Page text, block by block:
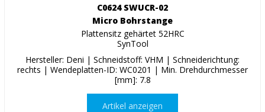
C0624 SWUCR-02
Micro Bohrstange
Plattensitz gehärtet 52HRC
SynTool
Hersteller: Deni | Schneidstoff: VHM | Schneiderichtung:
rechts | Wendeplatten-ID: WC0201 | Min. Drehdurchmesser
[mm]: 7.8
Artikel anzeigen